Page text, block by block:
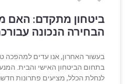
ביטחון מתקדם: האם
הבחירה הנכונה
בעשור האחרון, אנו עדים למהפכה
בתחום הביטחון האישי והבית.
לנחלת הכלל, מציעים פתרונות